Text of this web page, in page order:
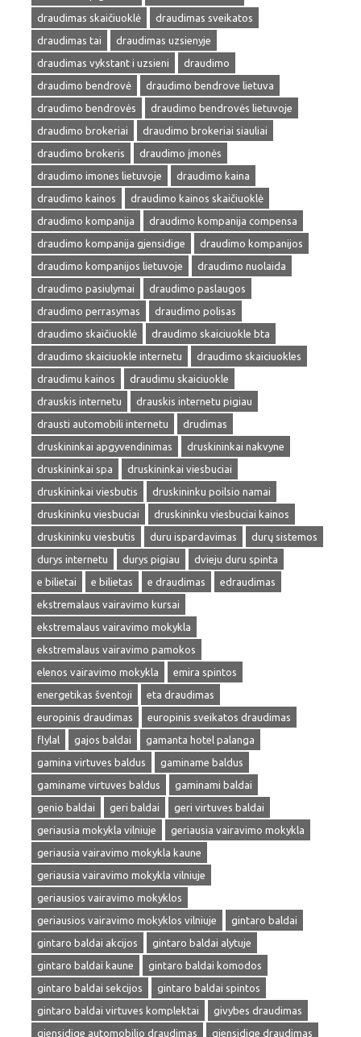
draudimas skaičiuoklė
draudimas sveikatos
draudimas tai
draudimas uzsienyje
draudimas vykstant i uzsieni
draudimo
draudimo bendrovė
draudimo bendrove lietuva
draudimo bendrovės
draudimo bendrovės lietuvoje
draudimo brokeriai
draudimo brokeriai siauliai
draudimo brokeris
draudimo įmonės
draudimo imones lietuvoje
draudimo kaina
draudimo kainos
draudimo kainos skaičiuoklė
draudimo kompanija
draudimo kompanija compensa
draudimo kompanija gjensidige
draudimo kompanijos
draudimo kompanijos lietuvoje
draudimo nuolaida
draudimo pasiulymai
draudimo paslaugos
draudimo perrasymas
draudimo polisas
draudimo skaičiuoklė
draudimo skaiciuokle bta
draudimo skaiciuokle internetu
draudimo skaiciuokles
draudimu kainos
draudimu skaiciuokle
drauskis internetu
drauskis internetu pigiau
drausti automobili internetu
drudimas
druskininkai apgyvendinimas
druskininkai nakvyne
druskininkai spa
druskininkai viesbuciai
druskininkai viesbutis
druskininku poilsio namai
druskininku viesbuciai
druskininku viesbuciai kainos
druskininku viesbutis
duru ispardavimas
durų sistemos
durys internetu
durys pigiau
dvieju duru spinta
e bilietai
e bilietas e draudimas
edraudimas
ekstremalaus vairavimo kursai
ekstremalaus vairavimo mokykla
ekstremalaus vairavimo pamokos
elenos vairavimo mokykla
emira spintos
energetikas šventoji
eta draudimas
europinis draudimas
europinis sveikatos draudimas
flylal
gajos baldai
gamanta hotel palanga
gamina virtuves baldus
gaminame baldus
gaminame virtuves baldus
gaminami baldai
genio baldai
geri baldai
geri virtuves baldai
geriausia mokykla vilniuje
geriausia vairavimo mokykla
geriausia vairavimo mokykla kaune
geriausia vairavimo mokykla vilniuje
geriausios vairavimo mokyklos
geriausios vairavimo mokyklos vilniuje
gintaro baldai
gintaro baldai akcijos
gintaro baldai alytuje
gintaro baldai kaune
gintaro baldai komodos
gintaro baldai sekcijos
gintaro baldai spintos
gintaro baldai virtuves komplektai
givybes draudimas
gjensidige automobilio draudimas
gjensidige draudimas